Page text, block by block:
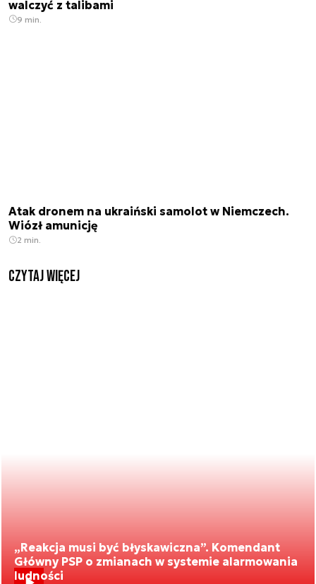
walczyć z talibami
9 min.
Atak dronem na ukraiński samolot w Niemczech.
Wiózł amunicję
2 min.
czytaj więcej
„Reakcja musi być błyskawiczna”. Komendant
Główny PSP o zmianach w systemie alarmowania
ludności